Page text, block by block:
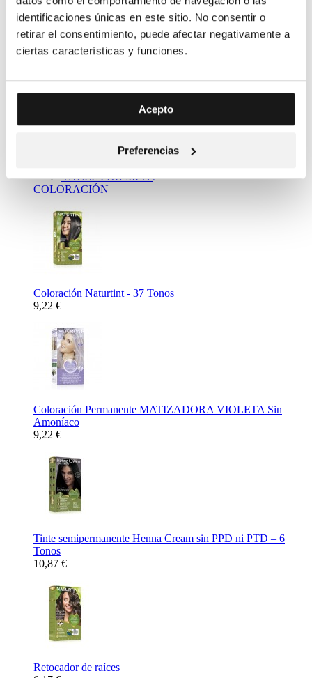
identificaciones únicas en este sitio. No consentir o
retirar el consentimiento, puede afectar negativamente a
ciertas características y funciones.
Acepto
Preferencias
11,20 €
NATURTINT
YACEL FOR MEN
COLORACIÓN
Coloración Naturtint - 37 Tonos
9,22 €
Coloración Permanente MATIZADORA VIOLETA Sin
Amoníaco
9,22 €
Tinte semipermanente Henna Cream sin PPD ni PTD – 6
Tonos
10,87 €
Retocador de raíces